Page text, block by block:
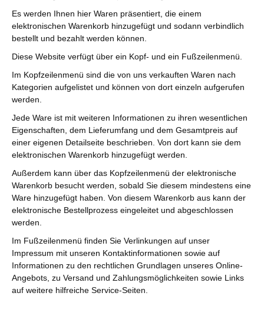
Es werden Ihnen hier Waren präsentiert, die einem
elektronischen Warenkorb hinzugefügt und sodann verbindlich
bestellt und bezahlt werden können.
Diese Website verfügt über ein Kopf- und ein Fußzeilenmenü.
Im Kopfzeilenmenü sind die von uns verkauften Waren nach
Kategorien aufgelistet und können von dort einzeln aufgerufen
werden.
Jede Ware ist mit weiteren Informationen zu ihren wesentlichen
Eigenschaften, dem Lieferumfang und dem Gesamtpreis auf
einer eigenen Detailseite beschrieben. Von dort kann sie dem
elektronischen Warenkorb hinzugefügt werden.
Außerdem kann über das Kopfzeilenmenü der elektronische
Warenkorb besucht werden, sobald Sie diesem mindestens eine
Ware hinzugefügt haben. Von diesem Warenkorb aus kann der
elektronische Bestellprozess eingeleitet und abgeschlossen
werden.
Im Fußzeilenmenü finden Sie Verlinkungen auf unser
Impressum mit unseren Kontaktinformationen sowie auf
Informationen zu den rechtlichen Grundlagen unseres Online-
Angebots, zu Versand und Zahlungsmöglichkeiten sowie Links
auf weitere hilfreiche Service-Seiten.